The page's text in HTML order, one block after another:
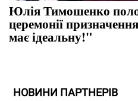
Юлія Тимошенко
церемонії
має ідеальну!"
НОВИНИ ПАРТНЕРІВ